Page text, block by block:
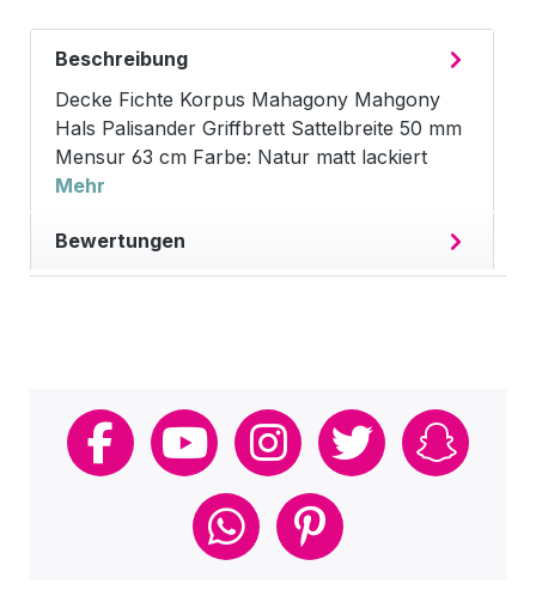
Beschreibung
Decke Fichte Korpus Mahagony Mahgony
Hals Palisander Griffbrett Sattelbreite 50 mm
Mensur 63 cm Farbe: Natur matt lackiert
Mehr
Bewertungen